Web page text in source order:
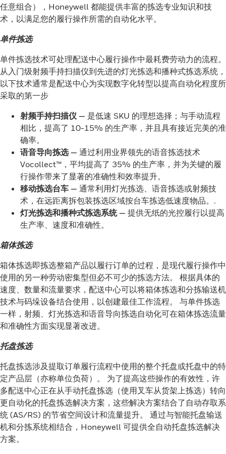
任意组合），Honeywell 都能提供丰富的拣选专业知识和技
术，以满足您的履行操作所需的自动化水平。
单件拣选
单件拣选技术可处理配送中心履行操作中最耗费劳动力的流程。
从入门级射频手持扫描仪到先进的灯光拣选和播种式拣选系统，
以下技术通常是配送中心为实现数字化转型以提高自动化程度所
采取的第一步
射频手持扫描仪 — 是低速 SKU 的理想选择；与手动流程
相比，提高了 10-15% 的生产率，并且具有接近完美的准
确率。
语音导向拣选 — 通过利用业界领先的语音拣选技术
Vocollect™，平均提高了 35% 的生产率，并为关键的履
行操作带来了显著的准确性和效率提升。
移动拣选台车 — 通常利用灯光拣选、语音拣选或射频技
术，在远距离拆包装拣选区域按台车拣选低速度物品。.
灯光拣选和播种式拣选系统 — 提供无纸的光控履行以提高
生产率、速度和准确性。
箱体拣选
箱体拣选即拣选整箱产品以履行订单的过程，是现代履行操作中
使用的另一种劳动密集型但必不可少的拣选方法。 根据具体的
速度、数量和流量要求，配送中心可以将箱体拣选和分拣输送机
技术与码垛设备结合使用，以创建最佳工作流程。 与单件拣选
一样，射频、灯光拣选和语音导向拣选自动化可在箱体拣选流量
和准确性方面实现显著改进。
托盘拣选
托盘拣选涉及提取订单履行流程中使用的整个托盘或托盘中的特
定产品层（亦称单位负荷）。 为了提高这些操作的有效性，许
多配送中心正在从手动托盘拣选（使用叉车从货架上拣选）转向
更自动化的托盘拣选解决方案，这些解决方案结合了自动存取系
统 (AS/RS) 的节省空间设计和流量提升。 通过与智能托盘输送
机和分拣系统相结合，Honeywell 可提供全自动托盘拣选解决
方案。